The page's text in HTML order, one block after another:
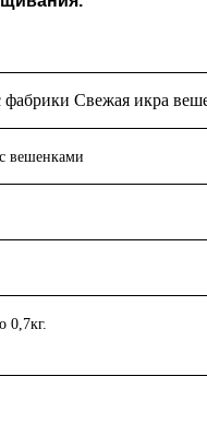
фабрики Свежая икра
вешенками
0,7кг.